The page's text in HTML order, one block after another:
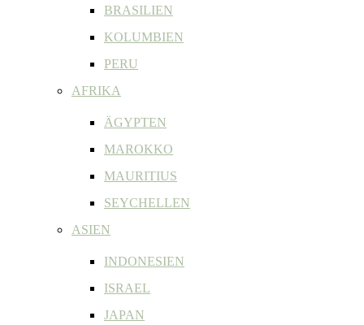
BRASILIEN
KOLUMBIEN
PERU
AFRIKA
ÄGYPTEN
MAROKKO
MAURITIUS
SEYCHELLEN
ASIEN
INDONESIEN
ISRAEL
JAPAN